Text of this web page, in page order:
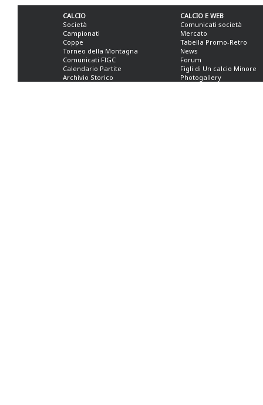
CALCIO
Società
Campionati
Coppe
Torneo della Montagna
Comunicati FIGC
Calendario Partite
Archivio Storico
CALCIO E WEB
Comunicati società
Mercato
Tabella Promo-Retro
News
Forum
Figli di Un calcio Minore
Photogallery